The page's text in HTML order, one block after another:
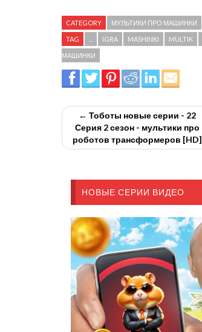
CATEGORY МУЛЬТИКИ ПРО МАШИНКИ
TAG IGRA MASHINKI MULTIK
МАШИНКИ
← Тоботы новые серии - 22
Серия 2 сезон - мультики про
роботов трансформеров [HD]
НОВЫЕ СЕРИИ ВИДЕО